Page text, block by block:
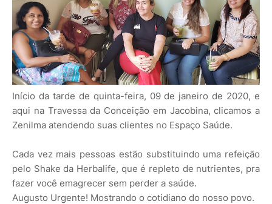
Início da tarde de quinta-feira, 09 de janeiro de 2020, e
aqui na Travessa da Conceição em Jacobina, clicamos a
Zenilma atendendo suas clientes no Espaço Saúde.
Cada vez mais pessoas estão substituindo uma refeição
pelo Shake da Herbalife, que é repleto de nutrientes, pra
fazer você emagrecer sem perder a saúde.
Augusto Urgente! Mostrando o cotidiano do nosso povo.